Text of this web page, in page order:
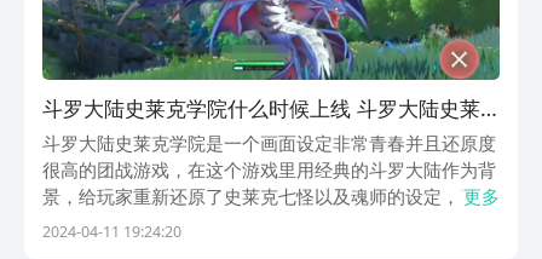
斗罗大陆史莱克学院什么时候上线 斗罗大陆史莱
克学院上线时间
斗罗大陆史莱克学院是一个画面设定非常青春并且还原度
很高的团战游戏，在这个游戏里用经典的斗罗大陆作为背
景，给玩家重新还原了史莱克七怪以及魂师的设定，下面
来看的是斗罗大陆史莱克学院什么时候上线，迫不及待想
更多
2024-04-11 19:24:20